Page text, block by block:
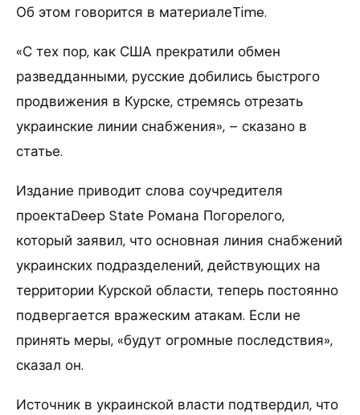
Об этом говорится в материалеTime.
«С тех пор, как США прекратили обмен
разведданными, русские добились быстрого
продвижения в Курске, стремясь отрезать
украинские линии снабжения», – сказано в
статье.
Издание приводит слова соучредителя
проектаDeep State Романа Погорелого,
который заявил, что основная линия снабжений
украинских подразделений, действующих на
территории Курской области, теперь постоянно
подвергается вражеским атакам. Если не
принять меры, «будут огромные последствия»,
сказал он.
Источник в украинской власти подтвердил, что